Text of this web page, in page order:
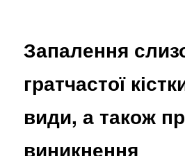
Запалення
гратчастої
види, а також
виникнення